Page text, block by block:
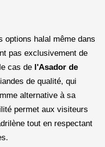
options halal même dans
pas exclusivement de
cas de l'Asador de
de qualité, qui
alternative à sa
permet aux visiteurs
tout en respectant